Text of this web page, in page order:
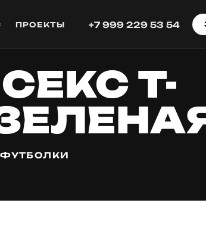
ПРОЕКТЫ +7 999 229 53 54
T-
ФУТБОЛКИ